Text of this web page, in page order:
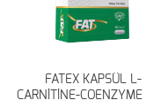
FATEX KAPSÜL L-
CARNİTİNE-COENZYME